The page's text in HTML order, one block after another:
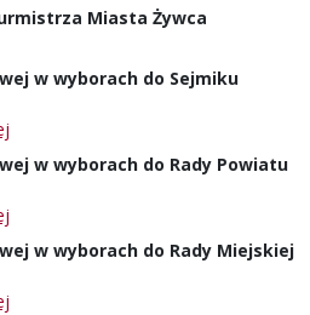
Miasta Żywca
w wyborach do Sejmiku
w wyborach do Rady Powiatu
w wyborach do Rady Miejskiej